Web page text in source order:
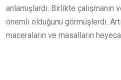
anlamışlardı. Birlikte çalışmanın
önemli olduğunu görmüşlerdi.
maceraların ve masalların